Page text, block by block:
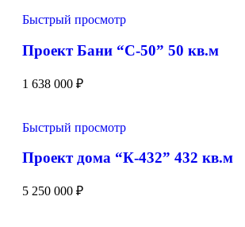
Быстрый просмотр
Проект Бани “С-50” 50 кв.м
1 638 000 ₽
Быстрый просмотр
Проект дома “К-432” 432 кв.м
5 250 000 ₽